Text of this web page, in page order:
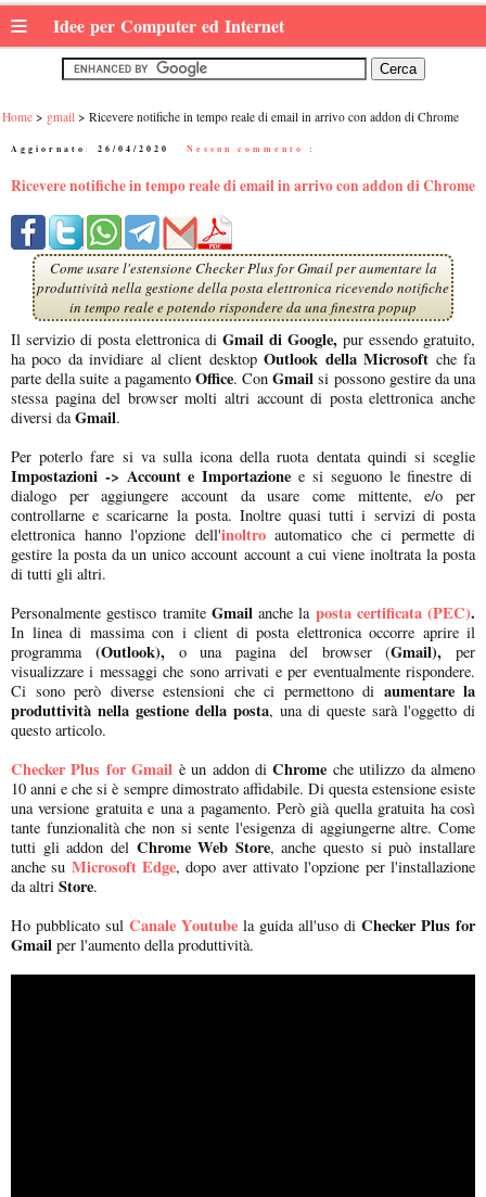
≡ Idee per Computer ed Internet
Home gmail Ricevere notifiche in tempo reale di email in arrivo con addon di Chrome
Aggiornato: 26/04/2020 Nessun commento :
Ricevere notifiche in tempo reale di email in arrivo con addon di Chrome
Come usare l'estensione Checker Plus for Gmail per aumentare la
produttività nella gestione della posta elettronica ricevendo notifiche
in tempo reale e potendo rispondere da una finestra popup
Il servizio di posta elettronica di Gmail di Google, pur essendo gratuito,
ha poco da invidiare al client desktopOutlook della Microsoft che fa
parte della suite a pagamento Office. ConGmail si possono gestire da una
stessa pagina del browser molti altri account di posta elettronica anche
diversi daGmail.
Per poterlo fare si va sulla icona della ruota dentata quindi si sceglie
Impostazioni -> Account e Importazione e si seguono le finestre di
dialogo per aggiungere account da usare come mittente, e/o per
controllarne e scaricarne la posta. Inoltre quasi tutti i servizi di posta
elettronica hanno l'opzione dell'inoltroautomatico che ci permette di
gestire la posta da un unico account account a cui viene inoltrata la posta
di tutti gli altri.
Personalmente gestisco tramiteGmailanche la posta certificata (PEC).
In linea di massima con i client di posta elettronica occorre aprire il
programma (Outlook),o una pagina del browser (Gmail), per
visualizzare i messaggi che sono arrivati e per eventualmente rispondere.
Ci sono però diverse estensioni che ci permettono di aumentare la
produttività nella gestione della posta, una di queste sarà l'oggetto di
questo articolo.
Checker Plus for Gmail è un addon diChrome che utilizzo da almeno
10 anni e che si è sempre dimostrato affidabile. Di questa estensione esiste
una versione gratuita e una a pagamento. Però già quella gratuita ha così
tante funzionalità che non si sente l'esigenza di aggiungerne altre. Come
tutti gli addon del Chrome Web Store, anche questo si può installare
anche su Microsoft Edge, dopo aver attivato l'opzione per l'installazione
da altri Store.
Ho pubblicato sul Canale Youtube la guida all'uso di Checker Plus for
Gmail per l'aumento della produttività.